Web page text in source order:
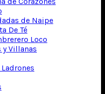
de Naipe
De Té
Loco
y Villanas